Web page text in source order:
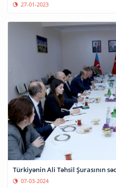
27-01-2023
Türkiyənin Ali Təhsil Şurasının
07-03-2024